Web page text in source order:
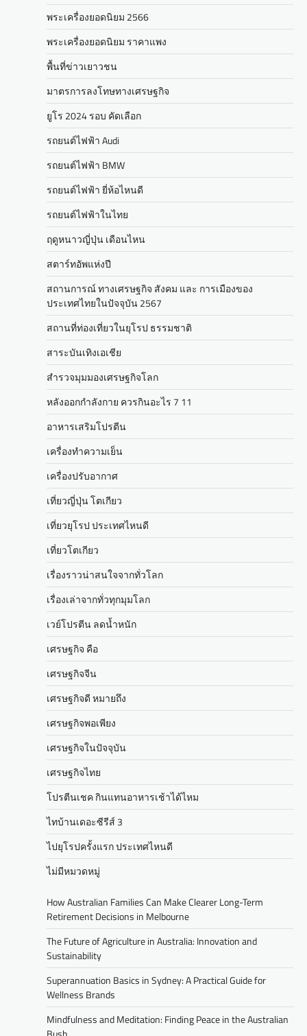
พระเครื่องยอดนิยม 2566
พระเครื่องยอดนิยม ราคาแพง
พื้นที่ข่าวเยาวชน
มาตรการลงโทษทางเศรษฐกิจ
ยูโร 2024 รอบ คัดเลือก
รถยนต์ไฟฟ้า Audi
รถยนต์ไฟฟ้า BMW
รถยนต์ไฟฟ้า ยี่ห้อไหนดี
รถยนต์ไฟฟ้าในไทย
ฤดูหนาวญี่ปุ่น เดือนไหน
สตาร์ทอัพแห่งปี
สถานการณ์ ทางเศรษฐกิจ สังคม และ การเมืองของ
ประเทศไทยในปัจจุบัน 2567
สถานที่ท่องเที่ยวในยุโรป ธรรมชาติ
สาระบันเทิงเอเชีย
สำรวจมุมมองเศรษฐกิจโลก
หลังออกกําลังกาย ควรกินอะไร 7 11
อาหารเสริมโปรตีน
เครื่องทำความเย็น
เครื่องปรับอากาศ
เที่ยวญี่ปุ่น โตเกียว
เที่ยวยุโรป ประเทศไหนดี
เที่ยวโตเกียว
เรื่องราวน่าสนใจจากทั่วโลก
เรื่องเล่าจากทั่วทุกมุมโลก
เวย์โปรตีน ลดน้ำหนัก
เศรษฐกิจ คือ
เศรษฐกิจจีน
เศรษฐกิจดี หมายถึง
เศรษฐกิจพอเพียง
เศรษฐกิจในปัจจุบัน
เศรษฐกิจไทย
โปรตีนเชค กินแทนอาหารเช้าได้ไหม
ไทบ้านเดอะซีรีส์ 3
ไปยุโรปครั้งแรก ประเทศไหนดี
ไม่มีหมวดหมู่
How Australian Families Can Make Clearer Long-Term
Retirement Decisions in Melbourne
The Future of Agriculture in Australia: Innovation and
Sustainability
Superannuation Basics in Sydney: A Practical Guide for
Wellness Brands
Mindfulness and Meditation: Finding Peace in the Australian